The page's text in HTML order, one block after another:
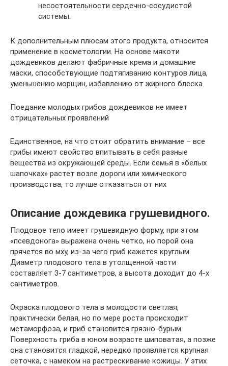
несостоятельности сердечно-сосудистой
системы.
К дополнительным плюсам этого продукта, относится
применение в косметологии. На основе мякоти
дождевиков делают фабричные крема и домашние
маски, способствующие подтягиванию контуров лица,
уменьшению морщин, избавлению от жирного блеска.
Поедание молодых грибов дождевиков не имеет
отрицательных проявлений
Единственное, на что стоит обратить внимание – все
грибы имеют свойство впитывать в себя разные
вещества из окружающей среды. Если семья в «белых
шапочках» растет возле дороги или химического
производства, то лучше отказаться от них
Описание дождевика грушевидного.
Плодовое тело имеет грушевидную форму, при этом
«псевдонога» выражена очень четко, но порой она
прячется во мху, из-за чего гриб кажется круглым.
Диаметр плодового тела в утолщенной части
составляет 3-7 сантиметров, а высота доходит до 4-х
сантиметров.
Окраска плодового тела в молодости светлая,
практически белая, но по мере роста происходит
метаморфоза, и гриб становится грязно-бурым.
Поверхность гриба в юном возрасте шиповатая, а позже
она становится гладкой, нередко проявляется крупная
сеточка, с намеком на растрескивание кожицы. У этих